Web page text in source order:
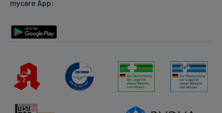
Rückgabe/Widerruf
mycare App: